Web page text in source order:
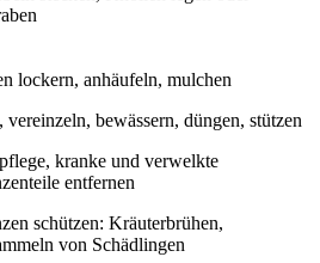
lockern, anhäufeln, mulchen
vereinzeln, bewässern, düngen, stützen
kranke und verwelkte
entfernen
schützen: Kräuterbrühen,
von Schädlingen